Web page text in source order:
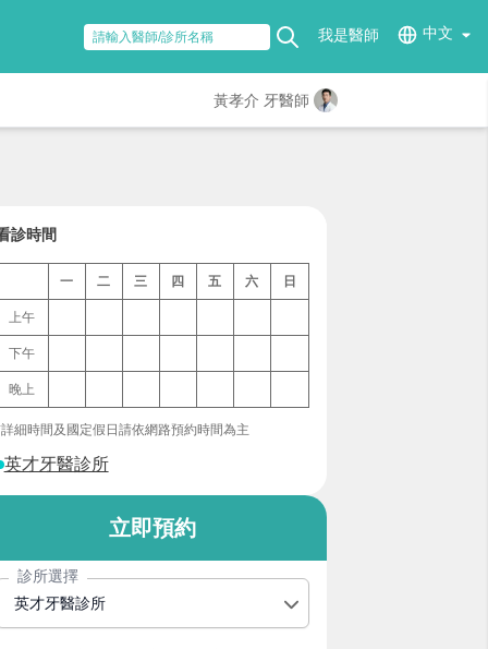
我是醫師 中文
黃孝介 牙醫師
診時間
一 二 三 四 五 六 日
上午
下午
晚上
細時間及國定假日請依網路預約時間為主
英才牙醫診所
立即預約
診所選擇
英才牙醫診所